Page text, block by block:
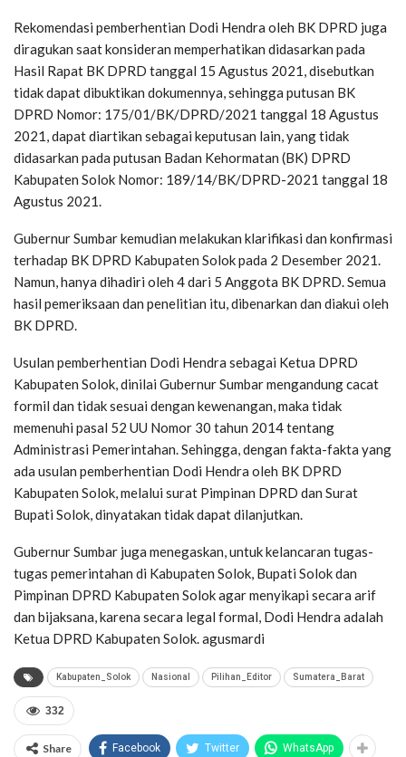
Rekomendasi pemberhentian Dodi Hendra oleh BK DPRD juga
diragukan saat konsideran memperhatikan didasarkan pada
Hasil Rapat BK DPRD tanggal 15 Agustus 2021, disebutkan
tidak dapat dibuktikan dokumennya, sehingga putusan BK
DPRD Nomor: 175/01/BK/DPRD/2021 tanggal 18 Agustus
2021, dapat diartikan sebagai keputusan lain, yang tidak
didasarkan pada putusan Badan Kehormatan (BK) DPRD
Kabupaten Solok Nomor: 189/14/BK/DPRD-2021 tanggal 18
Agustus 2021.
Gubernur Sumbar kemudian melakukan klarifikasi dan konfirmasi
terhadap BK DPRD Kabupaten Solok pada 2 Desember 2021.
Namun, hanya dihadiri oleh 4 dari 5 Anggota BK DPRD. Semua
hasil pemeriksaan dan penelitian itu, dibenarkan dan diakui oleh
BK DPRD.
Usulan pemberhentian Dodi Hendra sebagai Ketua DPRD
Kabupaten Solok, dinilai Gubernur Sumbar mengandung cacat
formil dan tidak sesuai dengan kewenangan, maka tidak
memenuhi pasal 52 UU Nomor 30 tahun 2014 tentang
Administrasi Pemerintahan. Sehingga, dengan fakta-fakta yang
ada usulan pemberhentian Dodi Hendra oleh BK DPRD
Kabupaten Solok, melalui surat Pimpinan DPRD dan Surat
Bupati Solok, dinyatakan tidak dapat dilanjutkan.
Gubernur Sumbar juga menegaskan, untuk kelancaran tugas-
tugas pemerintahan di Kabupaten Solok, Bupati Solok dan
Pimpinan DPRD Kabupaten Solok agar menyikapi secara arif
dan bijaksana, karena secara legal formal, Dodi Hendra adalah
Ketua DPRD Kabupaten Solok. agusmardi
Kabupaten_Solok Nasional Pilihan_Editor Sumatera_Barat
332
Share Facebook Twitter WhatsApp